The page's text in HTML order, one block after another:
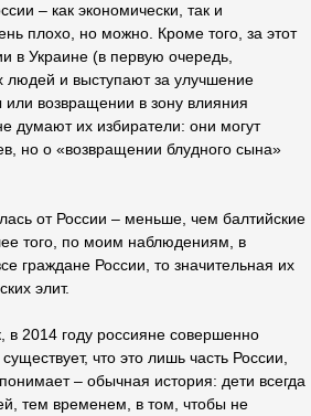
– как экономически, так и
плохо, но можно. Кроме того, за этот
в Украине (в первую очередь,
людей и выступают за улучшение
возвращении в зону влияния
думают их избиратели: они могут
но о «возвращении блудного сына»
от России – меньше, чем балтийские
того, по моим наблюдениям, в
граждане России, то значительная их
элит.
в 2014 году россияне совершенно
что это лишь часть России,
– обычная история: дети всегда
тем временем, в том, чтобы не